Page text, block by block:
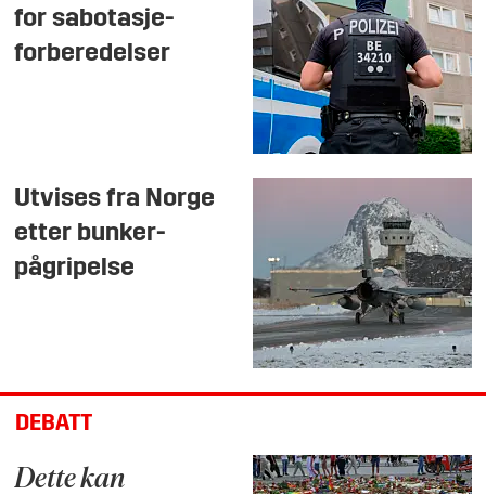
for sabotasje-
forberedelser
Utvises fra Norge
etter bunker-
pågripelse
DEBATT
Dette kan